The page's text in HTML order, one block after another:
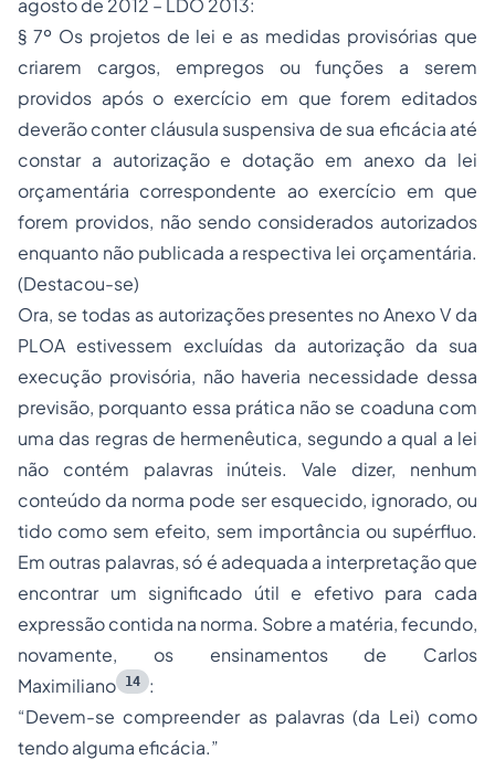
agosto de 2012 – LDO 2013:
§ 7º Os projetos de lei e as medidas provisórias que
criarem cargos, empregos ou funções a serem
providos após o exercício em que forem editados
deverão conter cláusula suspensiva de sua eficácia até
constar a autorização e dotação em anexo da lei
orçamentária correspondente ao exercício em que
forem providos, não sendo considerados autorizados
enquanto não publicada a respectiva lei orçamentária.
(Destacou-se)
Ora, se todas as autorizações presentes no Anexo V da
PLOA estivessem excluídas da autorização da sua
execução provisória, não haveria necessidade dessa
previsão, porquanto essa prática não se coaduna com
uma das regras de hermenêutica, segundo a qual a lei
não contém palavras inúteis. Vale dizer, nenhum
conteúdo da norma pode ser esquecido, ignorado, ou
tido como sem efeito, sem importância ou supérfluo.
Em outras palavras, só é adequada a interpretação que
encontrar um significado útil e efetivo para cada
expressão contida na norma. Sobre a matéria, fecundo,
novamente, os ensinamentos de Carlos
Maximiliano
14
:
“Devem-se compreender as palavras (da Lei) como
tendo alguma eficácia.”